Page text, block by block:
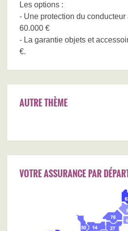
Les options :
- Une protection du
60.000 €
- La garantie objets et
€.
AUTRE THÈME
VOTRE ASSURANCE PAR